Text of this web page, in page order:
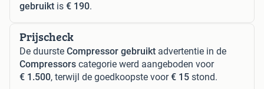
gebruikt is € 190.
Prijscheck
De duurste Compressor gebruikt advertentie in de
Compressors categorie werd aangeboden voor
€ 1.500, terwijl de goedkoopste voor€ 15 stond.